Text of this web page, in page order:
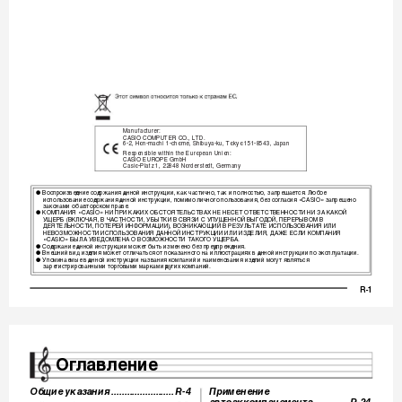
Manufacturer:
CASIO COMPUTER CO., LTD.
6-2, Hon-machi 1-chome, Shibuya-ku, Tokyo 151-8543, Japan
Responsible within the European Union:
CASIO EUROPE GmbH
Casio-Platz 1, 22848 Norderstedt, Germany
● Воспроизвеение соержания данной инструкции, к ак ч астично, т а к и полностью, з апрещается. Любое
использование соерж ания данной инструкции, помимо личного пользования, без согласия «CASIO» запрещено
закон ами об авторском пр аве.
● КОМПАНИЯ «CASIO» НИ ПРИ КАКИХ ОБСТОЯТЕЛЬСТВАХ НЕ НЕСЕТ ОТВЕТСТВЕННОСТИ НИ ЗА КАКОЙ
УЩЕРБ (ВКЛЮЧАЯ, В ЧАСТНОСТИ, УБЫТКИ В СВЯЗИ С УПУЩЕННОЙ ВЫГОДОЙ, ПЕРЕРЫВОМ В
ДЕЯТЕЛЬНОСТИ, ПОТЕРЕЙ ИНФОРМАЦИИ), ВОЗНИКАЮЩИЙ В РЕЗУЛЬТАТЕ ИСПОЛЬЗОВАНИЯ ИЛИ
НЕВОЗМОЖНОСТИ ИСПОЛЬЗОВАНИЯ ДАННОЙ ИНСТРУКЦИИ ИЛИ ИЗДЕЛИЯ, ДАЖЕ ЕСЛИ КОМПАНИЯ
«CASIO» БЫЛА УВЕДОМЛЕНА О ВОЗМОЖНОСТИ ТАКОГО УЩЕРБА.
● Соержание данной инструкции может быть изменено без преупрежения.
● Внешний ви изелия может отличаться от показанного на иллюстрациях в данной инструкции по эксплуатации.
● Упомина емые в данной инструкции названия компаний и наименования изелий могут являться
зарегистрированными торговыми марками ругих комп аний.
R-1
Оглавление
Общие указания........................ R-4 Применение